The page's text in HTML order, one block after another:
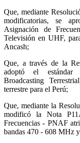
Que, mediante
modificatorias, se
Asignación de
Televisión en UHF,
Ancash;
Que, a través de la
adoptó el estándar
Broadcasting
terrestre para el Perú;
Que, mediante la
modificó la Nota
Frecuencias - PNAF
bandas 470 - 608 MHz